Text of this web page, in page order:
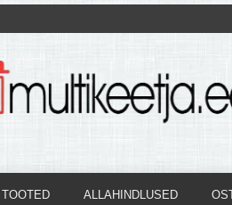
TOOTED ALLAHINDLUSED